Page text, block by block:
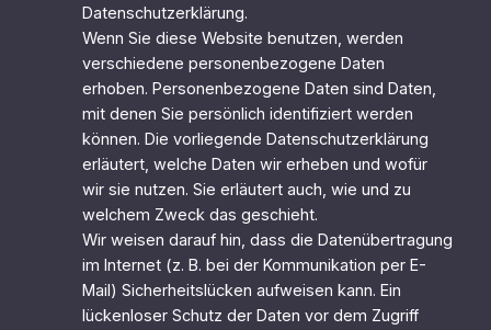
Datenschutzerklärung.
Wenn Sie diese Website benutzen, werden
verschiedene personenbezogene Daten
erhoben. Personenbezogene Daten sind Daten,
mit denen Sie persönlich identifiziert werden
können. Die vorliegende Datenschutzerklärung
erläutert, welche Daten wir erheben und wofür
wir sie nutzen. Sie erläutert auch, wie und zu
welchem Zweck das geschieht.
Wir weisen darauf hin, dass die Datenübertragung
im Internet (z. B. bei der Kommunikation per E-
Mail) Sicherheitslücken aufweisen kann. Ein
lückenloser Schutz der Daten vor dem Zugriff